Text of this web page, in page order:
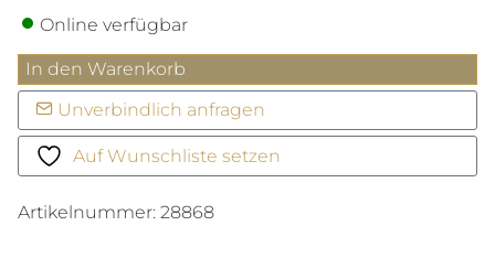
Online verfügbar
Ohrstecker
Amici
Menge
In den Warenkorb
Unverbindlich anfragen
Auf Wunschliste setzen
Artikelnummer: 28868